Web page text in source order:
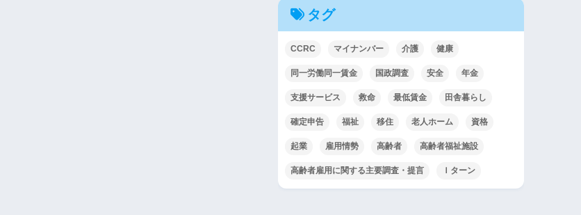
タグ
CCRC マイナンバー 介護 健康
同一労働同一賃金 国政調査 安全 年金
支援サービス 救命 最低賃金 田舎暮らし
確定申告 福祉 移住 老人ホーム 資格
起業 雇用情勢 高齢者 高齢者福祉施設
高齢者雇用に関する主要調査・提言 Ｉターン